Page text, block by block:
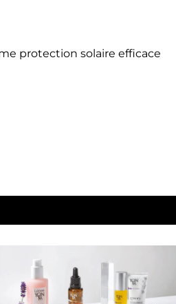
protection solaire efficace